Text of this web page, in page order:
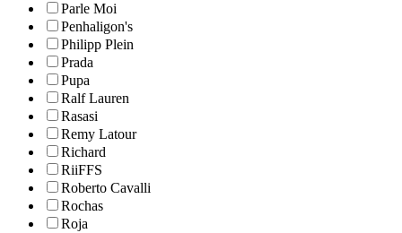
Parle Moi
Penhaligon's
Philipp Plein
Prada
Pupa
Ralf Lauren
Rasasi
Remy Latour
Richard
RiiFFS
Roberto Cavalli
Rochas
Roja